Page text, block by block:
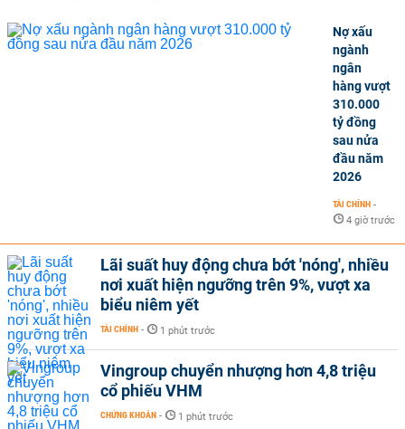
Nợ xấu
ngành
ngân
hàng vượt
310.000
tỷ đồng
sau nửa
đầu năm
2026
TÀI CHÍNH -
4 giờ trước
Lãi suất huy động chưa bớt 'nóng', nhiều
nơi xuất hiện ngưỡng trên 9%, vượt xa
biểu niêm yết
TÀI CHÍNH - 1 phút trước
Vingroup chuyển nhượng hơn 4,8 triệu
cổ phiếu VHM
CHỨNG KHOÁN - 1 phút trước